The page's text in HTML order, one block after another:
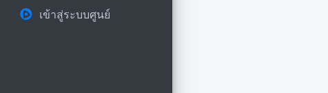
เข้าสู่ระบบศูนย์